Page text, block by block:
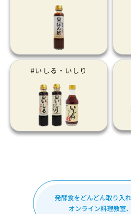
#いしる・いしり
発酵食をどんどん取り入
オンライン料理教室